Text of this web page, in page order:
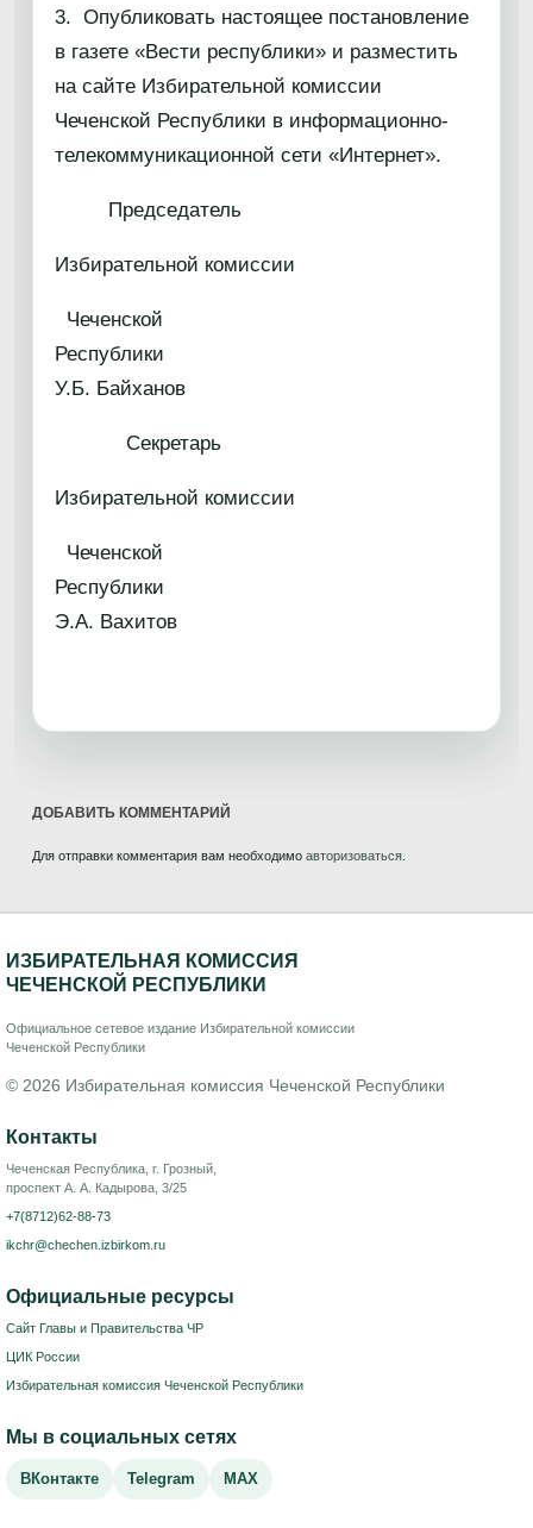
3. Опубликовать настоящее постановление
в газете «Вести республики» и разместить
на сайте Избирательной комиссии
Чеченской Республики в информационно-
телекоммуникационной сети «Интернет».
Председатель
Избирательной комиссии
Чеченской
У.Б. Байханов
Секретарь
Избирательной комиссии
Чеченской
Э.А. Вахитов
ДОБАВИТЬ КОММЕНТАРИЙ
Для отправки комментария вам необходимо авторизоваться
ИЗБИРАТЕЛЬНАЯ КОМИССИЯ
ЧЕЧЕНСКОЙ РЕСПУБЛИКИ
Официальное сетевое издание Избирательной комиссии
Чеченской Республики
© 2026 Избирательная комиссия Чеченской Республики
Контакты
Чеченская Республика, г. Грозный,
проспект А. А. Кадырова, 3/25
+7(8712)62-88-73
ikchr@chechen.izbirkom.ru
Официальные ресурсы
Сайт Главы и Правительства ЧР
ЦИК России
Избирательная комиссия Чеченской Республики
Мы в социальных сетях
ВКонтакте Telegram MAX